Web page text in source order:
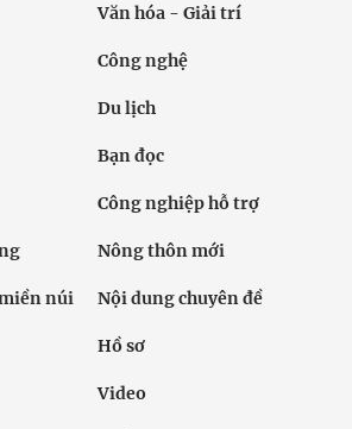
Văn hóa - Giải trí
Công nghệ
Du lịch
Bạn đọc
Công nghiệp hỗ trợ
Nông thôn mới
núi Nội dung chuyên đề
Hồ sơ
Video